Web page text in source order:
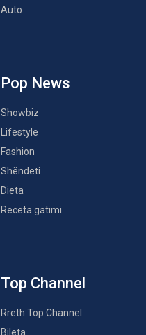
Auto
Pop News
Showbiz
Lifestyle
Fashion
Shëndeti
Dieta
Receta gatimi
Top Channel
Rreth Top Channel
Bileta